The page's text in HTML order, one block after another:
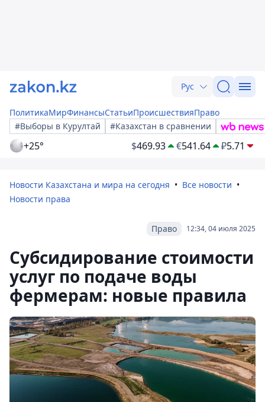
Рус
ПолитикаМирФинансыСтатьиПроисшествияПраво
#Выборы в Курултай
#Казахстан в сравнении
+25° $469.93 €541.64 ₽5.71
Новости Казахстана и мира на сегодня
Все новости
Новости права
12:34, 04 июля 2025
Право
Субсидирование стоимости
услуг по подаче воды
фермерам: новые правила